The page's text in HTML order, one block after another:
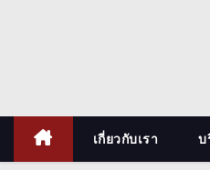
เกี่ยวกับเรา บ